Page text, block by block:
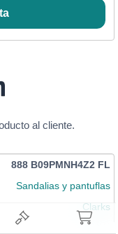
al cliente.
888 B09PMNH4Z2 FL
Sandalias y pantuflas
Clarks